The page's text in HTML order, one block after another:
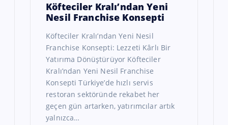
Köfteciler Kralı’ndan Yeni
Nesil Franchise Konsepti
Köfteciler Kralı’ndan Yeni Nesil
Franchise Konsepti: Lezzeti Kârlı Bir
Yatırıma Dönüştürüyor Köfteciler
Kralı’ndan Yeni Nesil Franchise
Konsepti Türkiye’de hızlı servis
restoran sektöründe rekabet her
geçen gün artarken, yatırımcılar artık
yalnızca…